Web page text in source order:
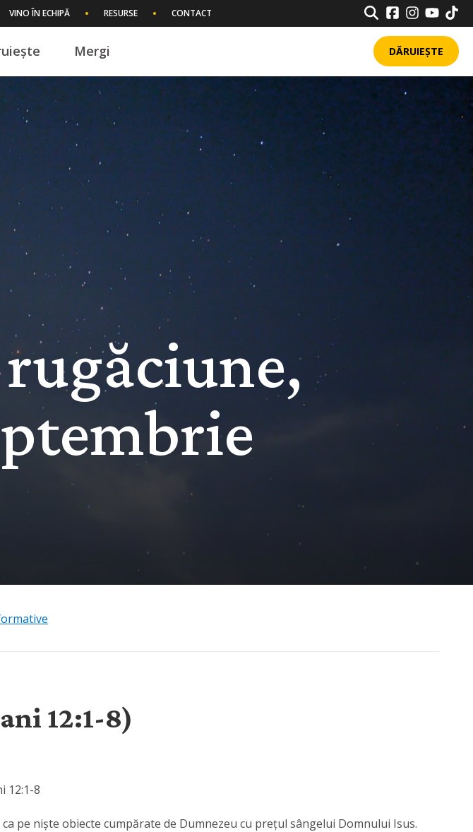
VINO ÎN ECHIPĂ RESURSE CONTACT SEARCH
Mergi DĂRUIEȘTE
12:1-8)
12:1-8
pe niște obiecte cumpărate de Dumnezeu cu prețul sângelui Domnului Isus.